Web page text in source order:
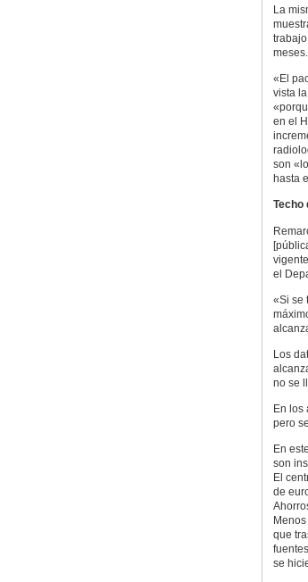
La
«El
vista
en el
son
hasta
Techo
el
«Si se
Los
no se
En los
pero
En
son
El
de
que
se